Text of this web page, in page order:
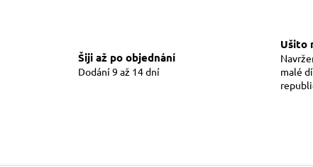
Šiji až po objednání
Dodání 9 až 14 dní
Ušito
malé